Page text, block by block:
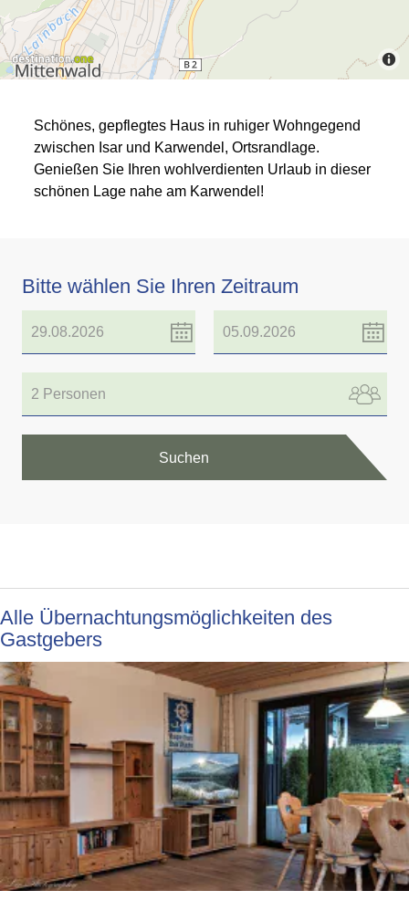
Schönes, gepflegtes Haus in ruhiger Wohngegend
zwischen Isar und Karwendel, Ortsrandlage.
Genießen Sie Ihren wohlverdienten Urlaub in dieser
schönen Lage nahe am Karwendel!
Bitte wählen Sie Ihren Zeitraum
2 Personen
Suchen
Alle Übernachtungsmöglichkeiten des
Gastgebers